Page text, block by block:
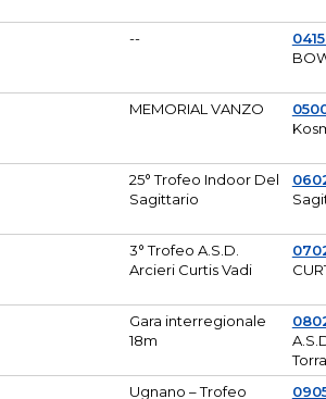
--
MEMORIAL VANZO
25° Trofeo Indoor Del
Sagittario
3° Trofeo A.S.D.
Arcieri Curtis Vadi
Gara interregionale
18m
Ugnano – Trofeo